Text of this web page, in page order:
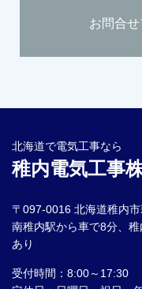
お問合
北海道で電気工事なら
稚内電気工事
〒097-0016 北海道稚内
南稚内駅から車で8分、
あり
受付時間：8:00～17:30